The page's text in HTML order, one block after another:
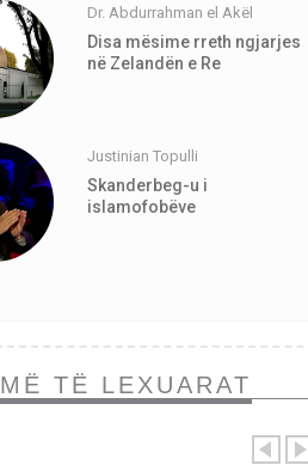
Dr. Abdurrahman el Akël
Disa mësime rreth ngjarjes
në Zelandën e Re
Justinian Topulli
Skanderbeg-u i
islamofobëve
MË TË LEXUARAT